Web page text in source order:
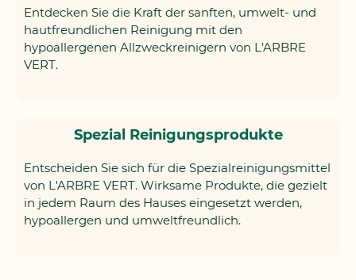
Entdecken Sie die Kraft der sanften, umwelt- und
hautfreundlichen Reinigung mit den
hypoallergenen Allzweckreinigern von L'ARBRE
VERT.
Spezial Reinigungsprodukte
Entscheiden Sie sich für die Spezialreinigungsmittel
von L'ARBRE VERT. Wirksame Produkte, die gezielt
in jedem Raum des Hauses eingesetzt werden,
hypoallergen und umweltfreundlich.